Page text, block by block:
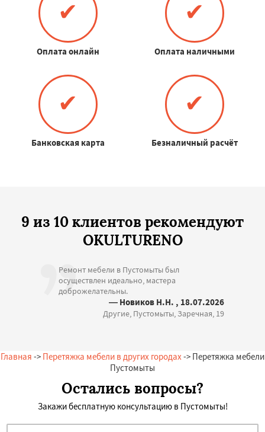
✔
Оплата онлайн
✔
Оплата наличными
✔
Банковская карта
✔
Безналичный расчёт
9 из 10 клиентов рекомендуют
OKULTURENO
Ремонт мебели в Пустомыты был
осуществлен идеально, мастера
доброжелательны.
— Новиков Н.Н. , 18.07.2026
Другие, Пустомыты, Заречная, 19
Главная -> Перетяжка мебели в других городах-> Перетяжка мебели
Пустомыты
Остались вопросы?
Закажи бесплатную консультацию в Пустомыты!